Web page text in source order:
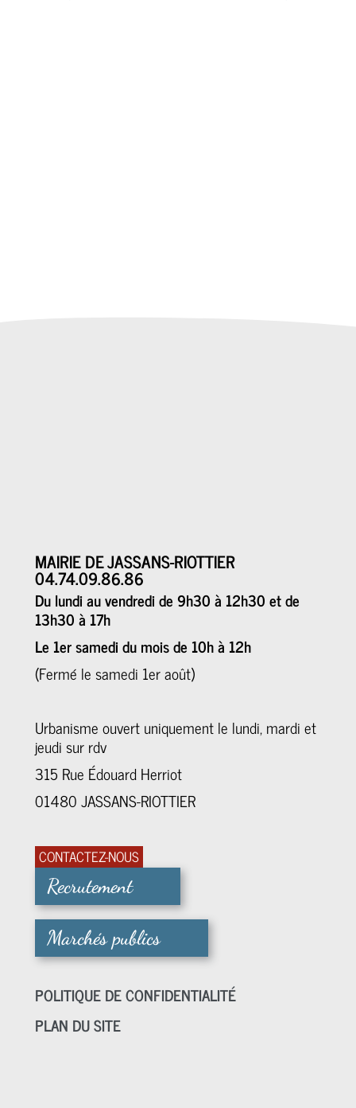
MAIRIE DE JASSANS-RIOTTIER
04.74.09.86.86
Du lundi au vendredi de 9h30 à 12h30 et de
13h30 à 17h
Le 1er samedi du mois de 10h à 12h
(Fermé le samedi 1er août)
Urbanisme ouvert uniquement le lundi, mardi et
jeudi sur rdv
315 Rue Édouard Herriot
01480 JASSANS-RIOTTIER
CONTACTEZ-NOUS
Recrutement
Marchés publics
POLITIQUE DE CONFIDENTIALITÉ
PLAN DU SITE